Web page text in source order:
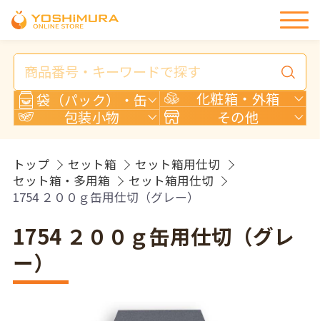
商
検
索
袋（パック）・缶
化粧箱・外箱
包装小物
その他
トップ セット箱
セット箱用仕切
セット箱・多用箱
セット箱用仕切
1754 ２００ｇ缶用仕切（グレー）
1754 ２００ｇ缶用仕切（グレ
ー）